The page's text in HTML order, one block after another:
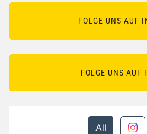
FOLGE UNS AUF
FOLGE UNS AUF